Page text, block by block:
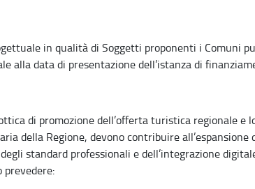
in qualità di Soggetti proponenti i Comuni
alla data di presentazione dell’istanza di
di promozione dell’offerta turistica regionale e
della Regione, devono contribuire all’espansione
standard professionali e dell’integrazione
prevedere: